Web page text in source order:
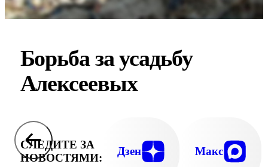
Борьба за усадьбу
Алексеевых
СЛЕДИТЕ ЗА
НОВОСТЯМИ:
Дзен Макс